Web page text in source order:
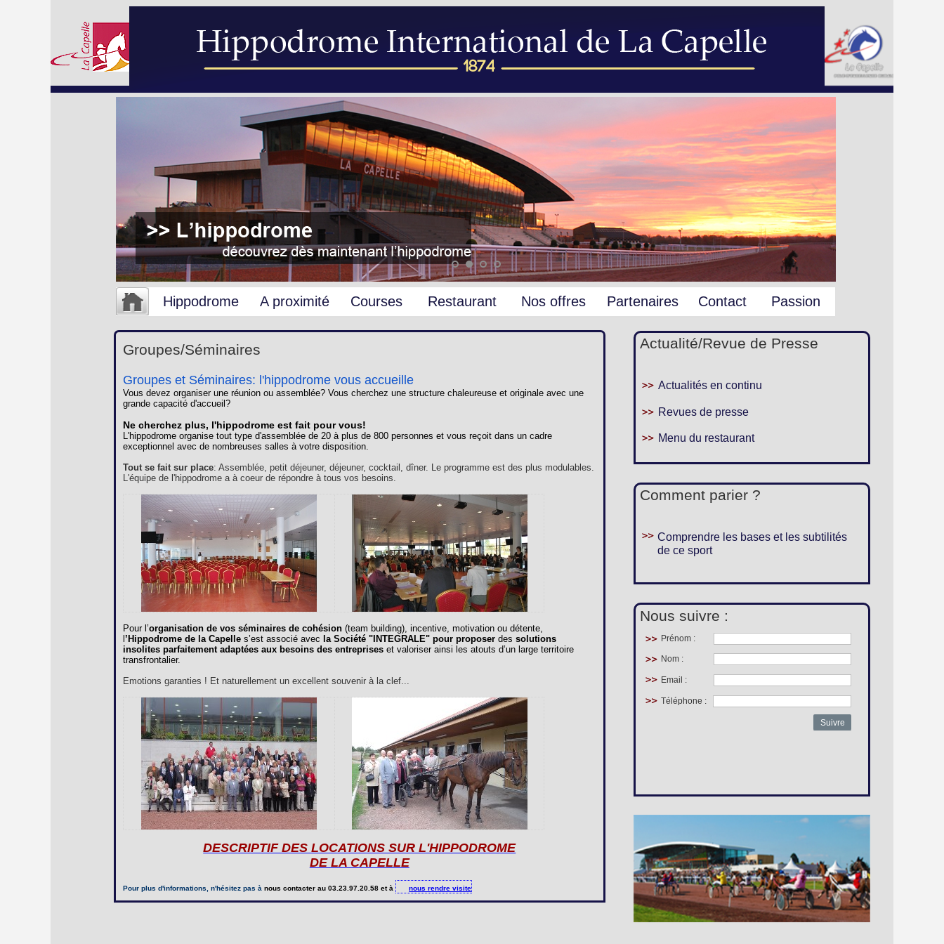
Hippodrome A proximité Courses Restaurant Nos offres
Loges
VIP
Partenaires Contact Passion
Groupes/Séminaires
Groupes et Séminaires: l'hippodrome vous accueille
Vous devez organiser une réunion ou assemblée? Vous cherchez une structure chaleureuse et originale avec une
grande capacité d'accueil?
Ne cherchez plus, l'hippodrome est fait pour vous!
L'hippodrome organise tout type d'assemblée de 20 à plus de 800 personnes et vous reçoit dans un cadre
exceptionnel avec de nombreuses salles à votre disposition.
Tout se fait sur place: Assemblée, petit déjeuner, déjeuner, cocktail, dîner. Le programme est des plus modulables.
L'équipe de l'hippodrome a à coeur de répondre à tous vos besoins.
Pour l’organisation de vos séminaires de cohésion (team building), incentive, motivation ou détente,
’Hippodrome de la Capelle s’est associé avec la Société " INTEGRALE" pour proposer dessolutions
insolites parfaitement adaptées aux besoins des entreprises et valoriser ainsi les atouts d’un large territoire
transfrontalier.
Emotions garanties ! Et naturellement un excellent souvenir à la clef...
DESCRIPTIF DES LOCATIONS SUR L'HIPPODROME
DE LA CAPELLE
Pour plus d'informations, n'hésitez pas ànous contacter au 03.23.97.20.58 et à nous rendre visite
Actualité/Revue de Presse
Actualités en continu
Revues de presse
Menu du restaurant
Comment parier ?
Comprendre les bases et les subtilités
de ce sport
Nous suivre :
Prénom :
Nom :
Email :
Téléphone :
Suivre